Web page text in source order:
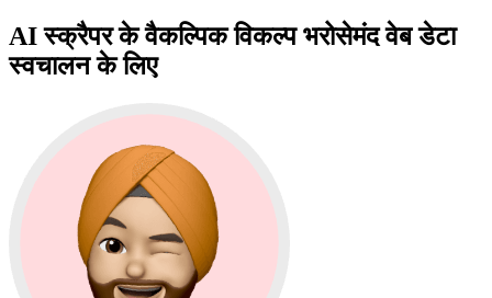
AI स्क्रैपर के वैकल्पिक विकल्प भरोसेमंद वेब डेटा
स्वचालन के लिए